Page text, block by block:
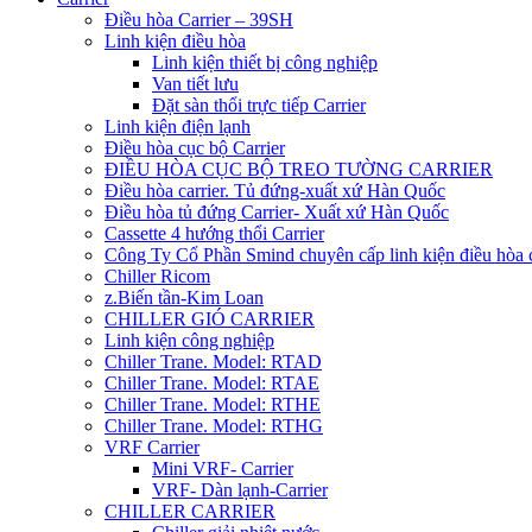
Điều hòa Carrier – 39SH
Linh kiện điều hòa
Linh kiện thiết bị công nghiệp
Van tiết lưu
Đặt sàn thổi trực tiếp Carrier
Linh kiện điện lạnh
Điều hòa cục bộ Carrier
ĐIỀU HÒA CỤC BỘ TREO TƯỜNG CARRIER
Điều hòa carrier. Tủ đứng-xuất xứ Hàn Quốc
Điều hòa tủ đứng Carrier- Xuất xứ Hàn Quốc
Cassette 4 hướng thổi Carrier
Công Ty Cổ Phần Smind chuyên cấp linh kiện điều hòa
Chiller Ricom
z.Biến tần-Kim Loan
CHILLER GIÓ CARRIER
Linh kiện công nghiệp
Chiller Trane. Model: RTAD
Chiller Trane. Model: RTAE
Chiller Trane. Model: RTHE
Chiller Trane. Model: RTHG
VRF Carrier
Mini VRF- Carrier
VRF- Dàn lạnh-Carrier
CHILLER CARRIER